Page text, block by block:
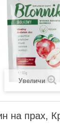
Увеличи
на прах,